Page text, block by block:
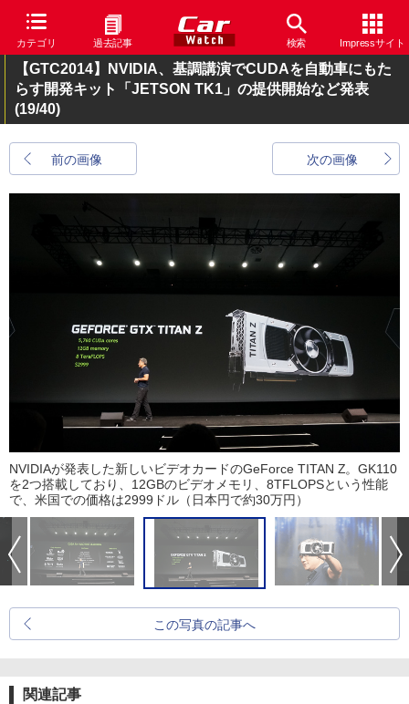
カテゴリ 過去記事 検索 Impressサイト
【GTC2014】NVIDIA、基調講演でCUDAを自動車にもた
らす開発キット「JETSON TK1」の提供開始など発表
(19/40)
前の画像 次の画像
NVIDIAが発表した新しいビデオカードのGeForce TITAN Z。GK110
を2つ搭載しており、12GBのビデオメモリ、8TFLOPSという性能
で、米国での価格は2999ドル（日本円で約30万円）
この写真の記事へ
関連記事